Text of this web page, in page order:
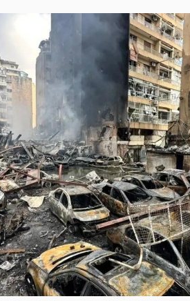
Política
Segurança Pública
Sindical